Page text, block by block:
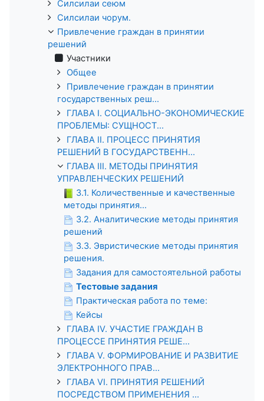
Силсилаи сеюм
Силсилаи чорум.
Привлечение граждан в принятии
решений
Участники
Общее
Привлечение граждан в принятии
государственных реш...
ГЛАВА I. СОЦИАЛЬНО-ЭКОНОМИЧЕСКИЕ
ПРОБЛЕМЫ: СУЩНОСТ...
ГЛАВА II. ПРОЦЕСС ПРИНЯТИЯ
РЕШЕНИЙ В ГОСУДАРСТВЕНН...
ГЛАВА III. МЕТОДЫ ПРИНЯТИЯ
УПРАВЛЕНЧЕСКИХ РЕШЕНИЙ
3.1. Количественные и качественные
методы принятия...
3.2. Аналитические методы принятия
решений
3.3. Эвристические методы принятия
решения.
Задания для самостоятельной работы
Тестовые задания
Практическая работа по теме:
Кейсы
ГЛАВА IV. УЧАСТИЕ ГРАЖДАН В
ПРОЦЕССЕ ПРИНЯТИЯ РЕШЕ...
ГЛАВА V. ФОРМИРОВАНИЕ И РАЗВИТИЕ
ЭЛЕКТРОННОГО ПРАВ...
ГЛАВА VI. ПРИНЯТИЯ РЕШЕНИЙ
ПОСРЕДСТВОМ ПРИМЕНЕНИЯ ...